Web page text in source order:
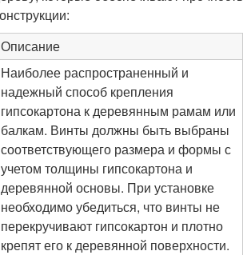
Описание
Наиболее распространенный и
надежный способ крепления
гипсокартона к деревянным рамам или
балкам. Винты должны быть выбраны
соответствующего размера и формы с
учетом толщины гипсокартона и
деревянной основы. При установке
необходимо убедиться, что винты не
перекручивают гипсокартон и плотно
крепят его к деревянной поверхности.